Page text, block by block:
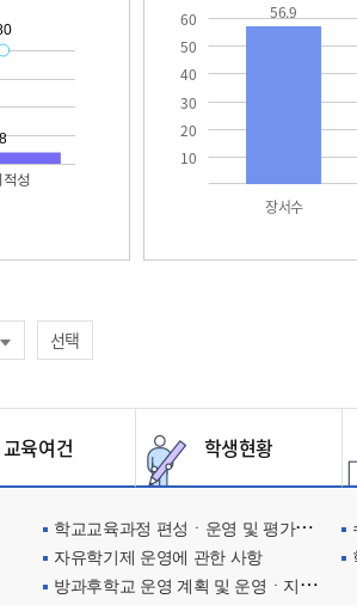
10
20
30
40
50
60
장서수
56.9
선택
교육여건 학생현황
학교교육과정 편성ㆍ운영 및 평가에 관한 사항
자유학기제 운영에 관한 사항
방과후학교 운영 계획 및 운영ㆍ지원현황